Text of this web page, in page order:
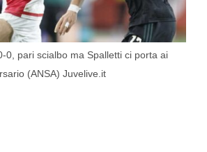
0, pari scialbo ma Spalletti ci porta ai
(ANSA) Juvelive.it